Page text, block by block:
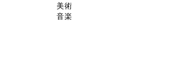
美術
音楽